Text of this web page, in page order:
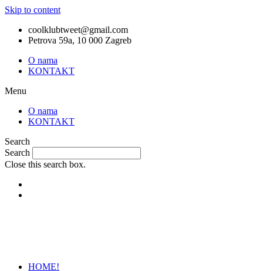
Skip to content
coolklubtweet@gmail.com
Petrova 59a, 10 000 Zagreb
O nama
KONTAKT
Menu
O nama
KONTAKT
Search
Search
Close this search box.
HOME!